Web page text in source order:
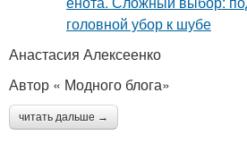
Анастасия Алексеенко
Автор « Модного блога»
читать дальше →